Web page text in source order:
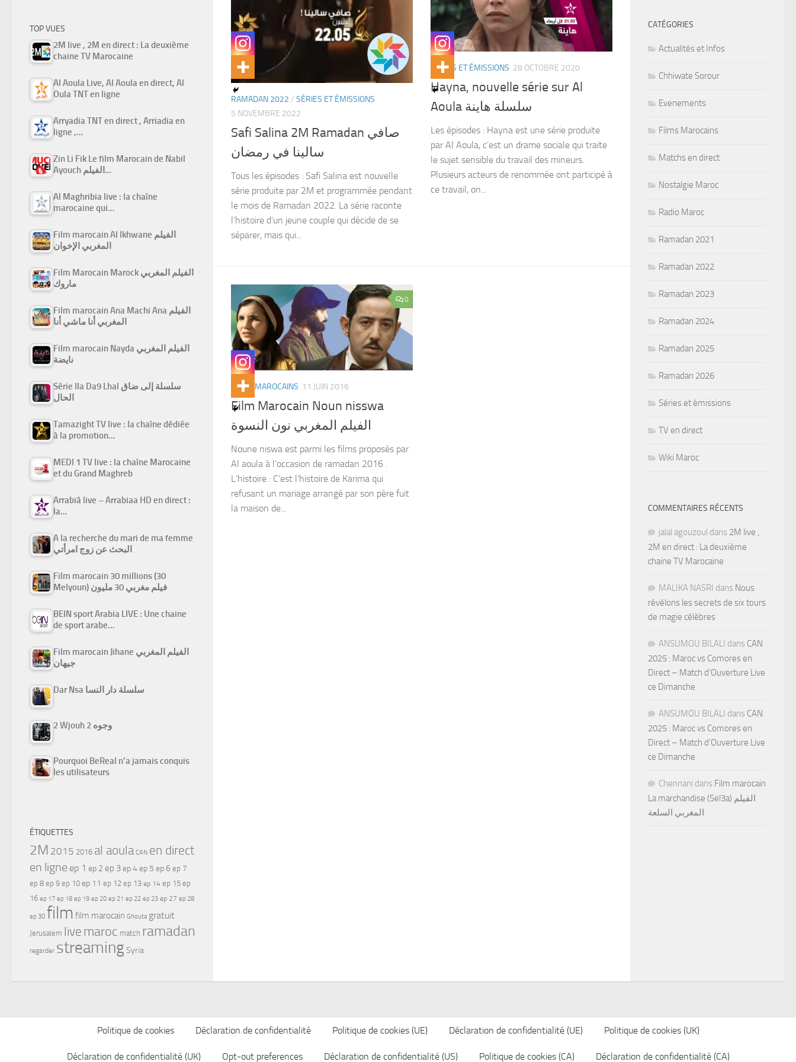
RAMADAN 2022 / SÉRIES ET ÉMISSIONS
5 NOVEMBRE 2022
Safi Salina 2M Ramadan صافي
سالينا في رمضان
Tous les épisodes : Safi Salina est nouvelle
série produite par 2M et programmée pendant
le mois de Ramadan 2022. La série raconte
l’histoire d’un jeune couple qui décide de se
séparer, mais qui...
SÉRIES ET ÉMISSIONS 28 OCTOBRE 2020
Hayna, nouvelle série sur Al
Aoula سلسلة هاينة
Les épisodes : Hayna est une série produite
par Al Aoula, c’est un drame sociale qui traite
le sujet sensible du travail des mineurs.
Plusieurs acteurs de renommée ont participé à
ce travail, on...
0
FILMS MAROCAINS 11 JUIN 2016
Film Marocain Noun nisswa
الفيلم المغربي نون النسوة
Noune niswa est parmi les films proposés par
Al aoula à l’occasion de ramadan 2016 .
L’histoire : C’est l’histoire de Karima qui
refusant un mariage arrangé par son père fuit
la maison de...
TOP VUES
2M live , 2M en direct : La deuxième
chaine TV Marocaine
Al Aoula Live, Al Aoula en direct, Al
Oula TNT en ligne
Arryadia TNT en direct , Arriadia en
ligne ,…
Zin Li Fik Le film Marocain de Nabil
Ayouch الفيلم…
Al Maghribia live : la chaîne
marocaine qui…
Film marocain Al Ikhwane الفيلم
المغربي الإخوان
Film Marocain Marock الفيلم المغربي
ماروك
Film marocain Ana Machi Ana الفيلم
المغربي أنا ماشي أنا
Film marocain Nayda الفيلم المغربي
نايضة
Série Ila Da9 Lhal سلسلة إلى ضاق
الحال
Tamazight TV live : la chaîne dédiée
à la promotion…
MEDI 1 TV live : la chaîne Marocaine
et du Grand Maghreb
Arrabiâ live – Arrabiaa HD en direct :
la…
A la recherche du mari de ma femme
البحث عن زوج امرأتي
Film marocain 30 millions (30
Melyoun) فيلم مغربي 30 مليون
BEIN sport Arabia LIVE : Une chaine
de sport arabe…
Film marocain Jihane الفيلم المغربي
جيهان
Dar Nsa سلسلة دار النسا
2 Wjouh 2 وجوه
Pourquoi BeReal n’a jamais conquis
les utilisateurs
ÉTIQUETTES
2M 2015 2016 al aoula CAN en direct
en ligne ep 1 ep 2 ep 3ep 4ep 5 ep 6 ep 7
ep 8 ep 9 ep 10 ep 11 ep 12 ep 13 ep 14 ep 15 ep
16 ep 17 ep 18 ep 19 ep 20 ep 21 ep 22 ep 23 ep 27 ep 28
ep 30 film film marocain Ghouta gratuit
Jerusalem live maroc match ramadan
regarder streamingSyria
CATÉGORIES
Actualités et Infos
Chhiwate Sorour
Evenements
Films Marocains
Matchs en direct
Nostalgie Maroc
Radio Maroc
Ramadan 2021
Ramadan 2022
Ramadan 2023
Ramadan 2024
Ramadan 2025
Ramadan 2026
Séries et émissions
TV en direct
Wiki Maroc
COMMENTAIRES RÉCENTS
jalal agouzoul dans 2M live ,
2M en direct : La deuxième
chaine TV Marocaine
MALIKA NASRI dans Nous
révélons les secrets de six tours
de magie célèbres
ANSUMOU BILALI dans CAN
2025 : Maroc vs Comores en
Direct – Match d’Ouverture Live
ce Dimanche
ANSUMOU BILALI dans CAN
2025 : Maroc vs Comores en
Direct – Match d’Ouverture Live
ce Dimanche
Chennani dans Film marocain
La marchandise (Sel3a) الفيلم
المغربي السلعة
Politique de cookies Déclaration de confidentialité Politique de cookies (UE) Déclaration de confidentialité (UE) Politique de cookies (UK)
Déclaration de confidentialité (UK) Opt-out preferences Déclaration de confidentialité (US) Politique de cookies (CA) Déclaration de confidentialité (CA)